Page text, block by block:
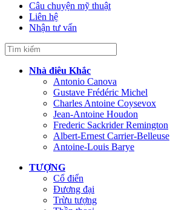
Câu chuyện mỹ thuật
Liên hệ
Nhận tư vấn
Nhà điêu Khắc
Antonio Canova
Gustave Frédéric Michel
Charles Antoine Coysevox
Jean-Antoine Houdon
Frederic Sackrider Remington
Albert-Ernest Carrier-Belleuse
Antoine-Louis Barye
TƯỢNG
Cổ điển
Đương đại
Trừu tượng